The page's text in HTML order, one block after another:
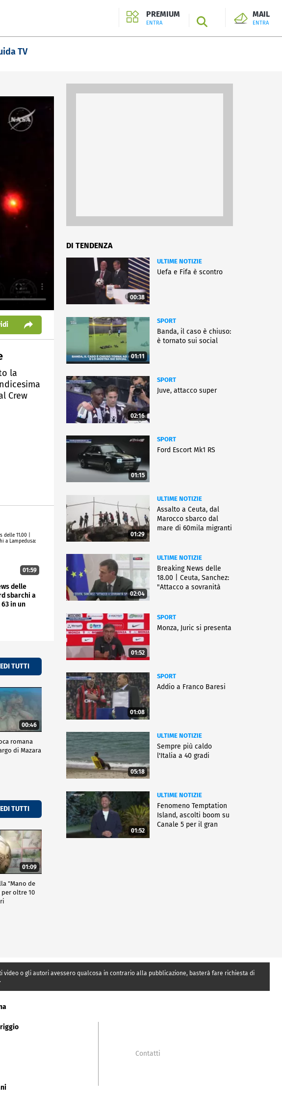
PREMIUM
ENTRA SEARCH
MAIL
ENTRA
TV
la
Crew
01:59
delle
sbarchi a
in un
TUTTI
00:46
romana
di Mazara
TUTTI
01:09
"Mano de
oltre 10
DI TENDENZA
00:38
ULTIME NOTIZIE
Uefa e Fifa è scontro
01:11
SPORT
Banda, il caso è chiuso:
è tornato sui social
02:16
SPORT
Juve, attacco super
01:15
SPORT
Ford Escort Mk1 RS
01:29
ULTIME NOTIZIE
Assalto a Ceuta, dal
Marocco sbarco dal
mare di 60mila migranti
02:04
ULTIME NOTIZIE
Breaking News delle
18.00 | Ceuta, Sanchez:
"Attacco a sovranità
01:52
SPORT
Monza, Juric si presenta
01:08
SPORT
Addio a Franco Baresi
05:18
ULTIME NOTIZIE
Sempre più caldo
l'Italia a 40 gradi
01:52
ULTIME NOTIZIE
Fenomeno Temptation
Island, ascolti boom su
Canale 5 per il gran
o gli autori avessero qualcosa in contrario alla pubblicazione, basterà fare richiesta di
Contatti